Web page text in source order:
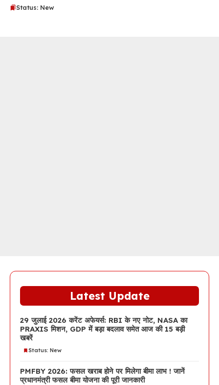
Status: New
Latest Update
29 जुलाई 2026 करेंट अफेयर्स: RBI के नए नोट, NASA का
PRAXIS मिशन, GDP में बड़ा बदलाव समेत आज की 15 बड़ी
खबरें
Status: New
PMFBY 2026: फसल खराब होने पर मिलेगा बीमा लाभ ! जानें
प्रधानमंत्री फसल बीमा योजना की पूरी जानकारी